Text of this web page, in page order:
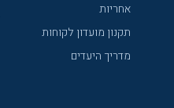
אחריות
תקנון מועדון לקוחות
מדריך היעדים